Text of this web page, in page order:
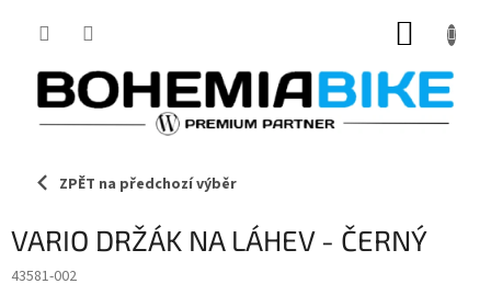
ZPĚT na předchozí výběr
VARIO DRŽÁK NA LÁHEV - ČERNÝ
43581-002